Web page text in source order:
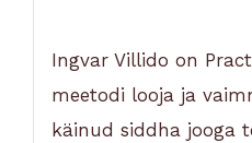
Ingvar Villido on
meetodi looja ja
käinud siddha jooga